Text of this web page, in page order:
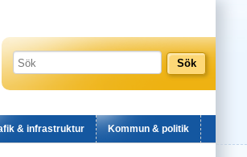
& infrastruktur Kommun & politik